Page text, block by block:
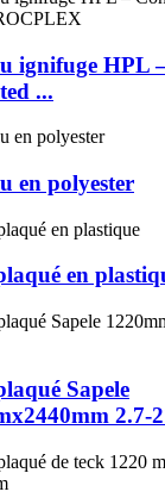
ignifuge HPL
...
en polyester
en
Sapele
2.7-